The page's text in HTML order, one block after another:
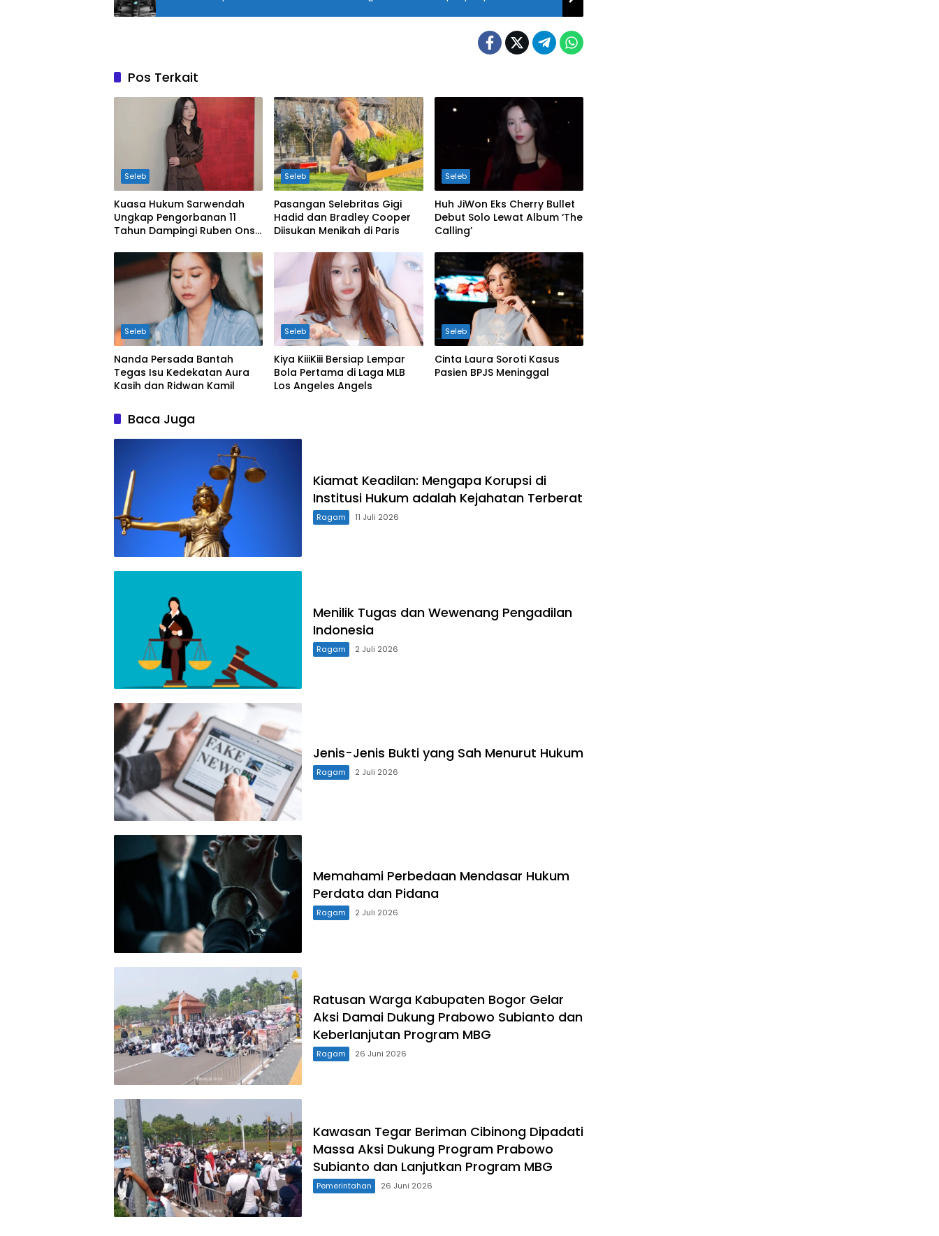
Pos Terkait
Seleb
Kuasa Hukum Sarwendah
Ungkap Pengorbanan 11
Tahun Dampingi Ruben Onsu
Seleb
Pasangan Selebritas Gigi
Hadid dan Bradley Cooper
Diisukan Menikah di Paris
Seleb
Huh JiWon Eks Cherry Bullet
Debut Solo Lewat Album ‘The
Calling’
Seleb
Nanda Persada Bantah
Tegas Isu Kedekatan Aura
Kasih dan Ridwan Kamil
Seleb
Kiya KiiiKiii Bersiap Lempar
Bola Pertama di Laga MLB
Los Angeles Angels
Seleb
Cinta Laura Soroti Kasus
Pasien BPJS Meninggal
Baca Juga
Kiamat Keadilan: Mengapa Korupsi di
Institusi Hukum adalah Kejahatan Terberat
Ragam 11 Juli 2026
Menilik Tugas dan Wewenang Pengadilan
Indonesia
Ragam 2 Juli 2026
Jenis-Jenis Bukti yang Sah Menurut Hukum
Ragam 2 Juli 2026
Memahami Perbedaan Mendasar Hukum
Perdata dan Pidana
Ragam 2 Juli 2026
Ratusan Warga Kabupaten Bogor Gelar
Aksi Damai Dukung Prabowo Subianto dan
Keberlanjutan Program MBG
Ragam 26 Juni 2026
Kawasan Tegar Beriman Cibinong Dipadati
Massa Aksi Dukung Program Prabowo
Subianto dan Lanjutkan Program MBG
Pemerintahan 26 Juni 2026